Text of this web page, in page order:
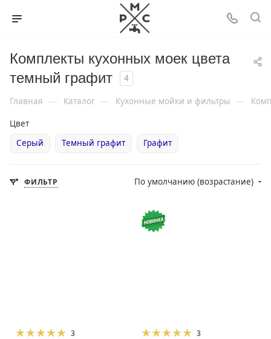
Комплекты кухонных моек цвета
темный графит
4
Главная — Каталог — Кухонные мойки и фильтры —
Цвет
Серый
Темный графит Графит
ФИЛЬТР По умолчанию (возрастание)
3
Новинка
3